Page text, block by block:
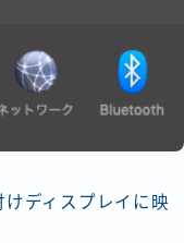
ット環境
ー・アフィリエイ
ディスプレイに映